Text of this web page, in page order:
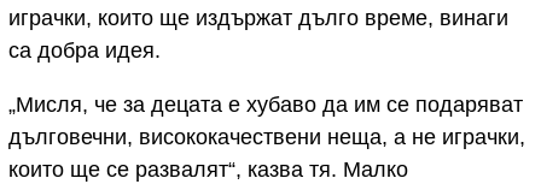
играчки, които ще издържат дълго време, винаги
са добра идея.
„Мисля, че за децата е хубаво да им се подаряват
дълговечни, висококачествени неща, а не играчки,
които ще се развалят“, казва тя. Малко